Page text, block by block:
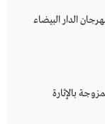
الدار البيضاء
ممزوجة بالإثارة